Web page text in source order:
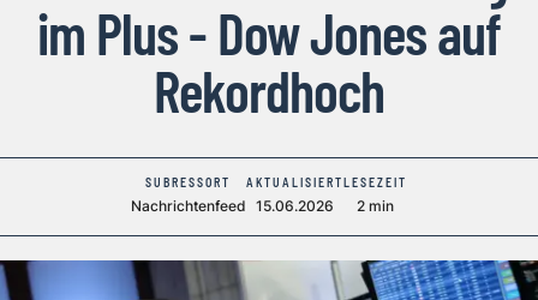
im Plus - Dow Jones auf
Rekordhoch
SUBRESSORT
Nachrichtenfeed
AKTUALISIERT
15.06.2026
LESEZEIT
2 min